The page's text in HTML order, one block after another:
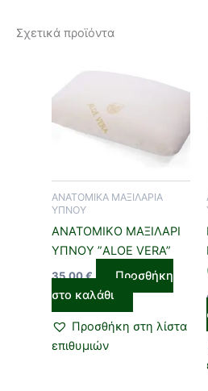
Σχετικά προϊόντα
ΑΝΑΤΟΜΙΚΑ ΜΑΞΙΛΑΡΙΑ
ΥΠΝΟΥ
ΑΝΑΤΟΜΙΚΟ ΜΑΞΙΛΑΡΙ
ΥΠΝΟΥ ”ALOE VERA”
35,00€
Προσθήκη
στο καλάθι
Προσθήκη στη λίστα
επιθυμιών